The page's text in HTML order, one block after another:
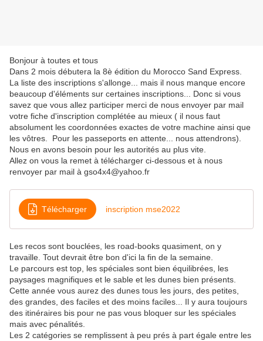
Bonjour à toutes et tous
Dans 2 mois débutera la 8è édition du Morocco Sand Express.
La liste des inscriptions s'allonge... mais il nous manque encore
beaucoup d'éléments sur certaines inscriptions... Donc si vous
savez que vous allez participer merci de nous envoyer par mail
votre fiche d'inscription complétée au mieux ( il nous faut
absolument les coordonnées exactes de votre machine ainsi que
les vôtres. Pour les passeports en attente... nous attendrons).
Nous en avons besoin pour les autorités au plus vite.
Allez on vous la remet à télécharger ci-dessous et à nous
renvoyer par mail à gso4x4@yahoo.fr
Télécharger inscription mse2022
Les recos sont bouclées, les road-books quasiment, on y
travaille. Tout devrait être bon d'ici la fin de la semaine.
Le parcours est top, les spéciales sont bien équilibrées, les
paysages magnifiques et le sable et les dunes bien présents.
Cette année vous aurez des dunes tous les jours, des petites,
des grandes, des faciles et des moins faciles... Il y aura toujours
des itinéraires bis pour ne pas vous bloquer sur les spéciales
mais avec pénalités.
Les 2 catégories se remplissent à peu prés à part égale entre les